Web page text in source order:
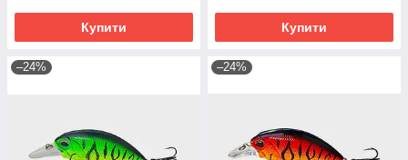
Купити Купити
–24% –24%